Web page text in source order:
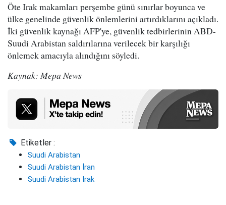
Öte Irak makamları perşembe günü sınırlar boyunca ve
ülke genelinde güvenlik önlemlerini artırdıklarını açıkladı.
İki güvenlik kaynağı AFP'ye, güvenlik tedbirlerinin ABD-
Suudi Arabistan saldırılarına verilecek bir karşılığı
önlemek amacıyla alındığını söyledi.
Kaynak: Mepa News
Etiketler :
Suudi Arabistan
Suudi Arabistan İran
Suudi Arabistan Irak